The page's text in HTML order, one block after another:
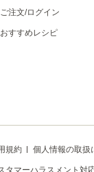
ご注文/ログイン
おすすめレシピ
規約 個人情報の取扱
タマーハラスメント対